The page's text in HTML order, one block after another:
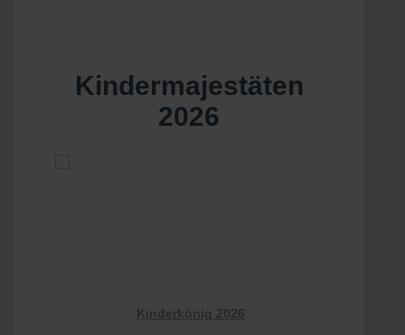
Kindermajestäten
2026
Kinderkönig 2026